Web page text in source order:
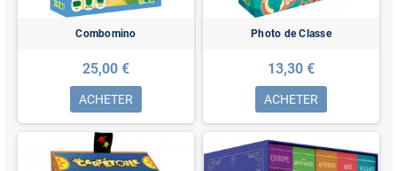
Combomino
25,00 €
ACHETER
Photo de Classe
13,30 €
ACHETER